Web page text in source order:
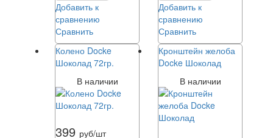
Добавить к
сравнению
Сравнить
Добавить к
сравнению
Сравнить
Колено Docke
Шоколад 72гр.
В наличии
399 руб/шт
Кронштейн желоба
Docke Шоколад
В наличии